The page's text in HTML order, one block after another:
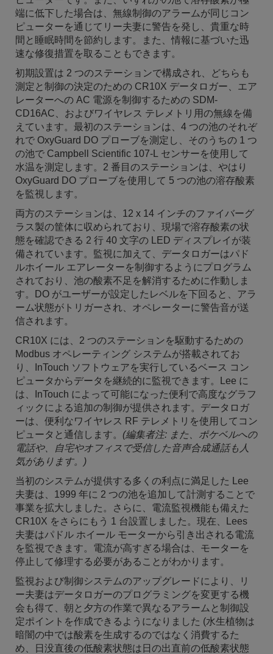
端に低下した場合は、無線制御のアラームが同じコン
ピューターを通じてリー夫妻に警告を発し、貴重な時
間と睡眠時間を節約します。また、情報に基づいた迅
速な修復措置を取ることもできます。
初期設置は 2 つのステーションで構成され、どちらも
測定と制御の決定のための CR10X データロガー、エア
レーターへの AC 電源を制御するための SDM-
CD16AC、およびワイヤレス テレメトリ用の無線を備
えています。最初のステーションは、4 つの池のそれぞ
れで OxyGuard DO プローブを測定し、そのうちの 1 つ
の池で Campbell Scientific 107-L センサーを使用して
水温を測定します。2 番目のステーションは、やはり
OxyGuard DO プローブを使用して 5 つの池の溶存酸素
を監視します。
両方のステーションは、12 x 14 インチのファイバーグ
ラス製の筐体に収められており、現場で溶存酸素の状
態を確認できる 2 行 40 文字の LED ディスプレイが装
備されています。監視に加えて、データロガーはパド
ルホイール エアレーターを制御するようにプログラム
されており、池の酸素不足を解消するために作動しま
す。DO がユーザーが設定したレベルを下回ると、アラ
ーム状態がトリガーされ、オペレーターに警告音が送
信されます。
CR10X には、2 つのステーションを駆動するための
Modbus オペレーティング システムが搭載されてお
り、InTouch ソフトウェアを実行しているベース コン
ピュータからデータを継続的に監視できます。Lee に
は、InTouch によって可能になった便利で高度なグラフ
ィックによる追加の制御が提供されます。データロガ
ーは、便利なワイヤレス RF テレメトリを使用してコン
ピュータと通信します。 (編集者注: また、ポケベルへの
電話や、自宅やオフィスで受信した音声合成通話も人
気があります。)
当初のシステムが提供する多くの利点に満足した Lee
夫妻は、1999 年に 2 つの池を追加して計測することで
事業を拡大しました。さらに、電流監視機能も備えた
CR10X をさらにもう 1 台設置しました。現在、Lees
夫妻はパドル ホイール モーターから引き出される電流
を監視できます。電流が高すぎる場合は、モーターを
停止して修理する必要があることがわかります。
監視および制御システムのアップグレードにより、リ
ー夫妻はデータロガーのプログラミングを変更する機
会も得て、朝と夕方の作業で異なるアラームと制御設
定ポイントを作成できるようになりました (水生植物は
暗闇の中では酸素を生成するのではなく消費するた
め、日没直後の低酸素状態は日の出直前の低酸素状態